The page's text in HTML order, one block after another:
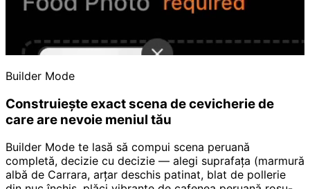
Builder Mode
Construiește exact scena de cevicherie de
care are nevoie meniul tău
Builder Mode te lasă să compui scena peruană
completă, decizie cu decizie — alegi suprafața (marmură
albă de Carrara, arțar deschis patinat, blat de pollerie